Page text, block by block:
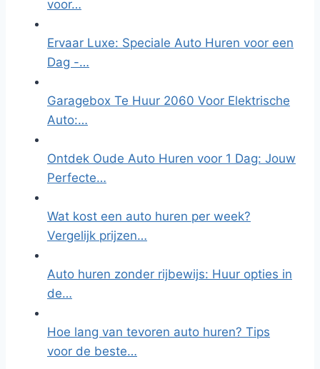
voor…
Ervaar Luxe: Speciale Auto Huren voor een
Dag -…
Garagebox Te Huur 2060 Voor Elektrische
Auto:…
Ontdek Oude Auto Huren voor 1 Dag: Jouw
Perfecte…
Wat kost een auto huren per week?
Vergelijk prijzen…
Auto huren zonder rijbewijs: Huur opties in
de…
Hoe lang van tevoren auto huren? Tips
voor de beste…